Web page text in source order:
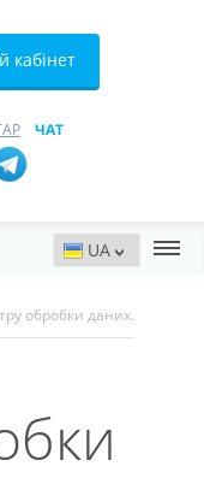
кабінет
ЧАТ
обробки даних.